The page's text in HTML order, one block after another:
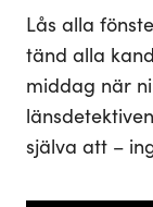
Lås alla
tänd alla
middag när
själva att –